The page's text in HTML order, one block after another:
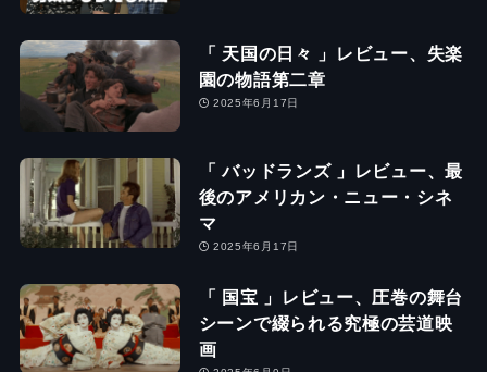
「 天国の日々 」レビュー、失楽
園の物語第二章
2025年6月17日
「 バッドランズ 」レビュー、最
後のアメリカン・ニュー・シネ
マ
2025年6月17日
「 国宝 」レビュー、圧巻の舞台
シーンで綴られる究極の芸道映
画